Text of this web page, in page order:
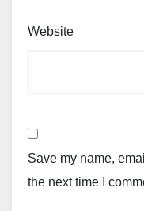
Website
Save my name,
the next time I